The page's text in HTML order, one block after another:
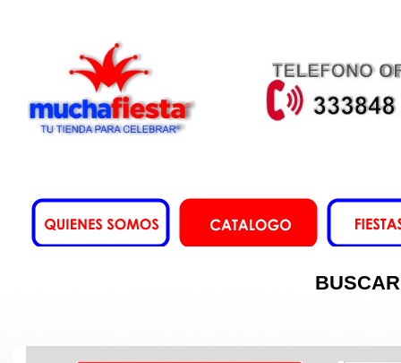
BUSCAR